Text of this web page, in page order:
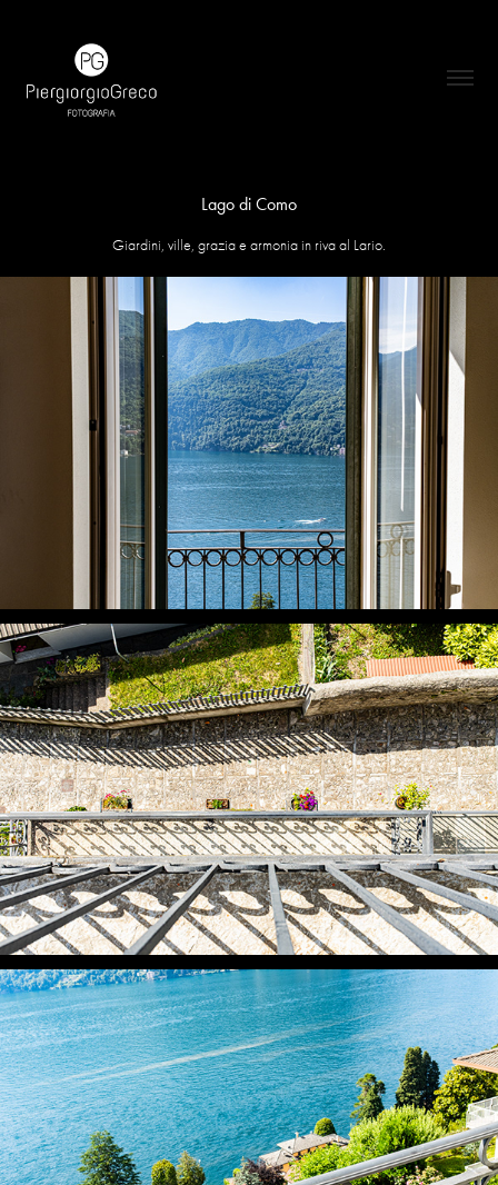
Lago di Como
Giardini, ville, grazia e armonia in riva al Lario.